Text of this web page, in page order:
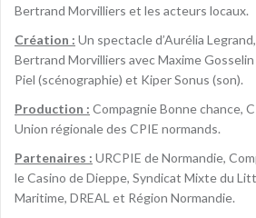
Bertrand Morvilliers et les acteurs locaux.
Création : Un spectacle d’Aurélia
Bertrand Morvilliers avec Maxime
Piel (scénographie) et Kiper Sonus (son).
Production : Compagnie Bonne chance,
Union régionale des CPIE normands.
Partenaires : URCPIE de Normandie,
le Casino de Dieppe, Syndicat Mixte du
Maritime, DREAL et Région Normandie.